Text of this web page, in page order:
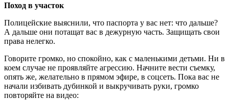
Поход в участок
Полицейские выяснили, что паспорта у вас нет: что дальше?
А дальше они потащат вас в дежурную часть. Защищать свои
права нелегко.
Говорите громко, но спокойно, как с маленькими детьми. Ни в
коем случае не проявляйте агрессию. Начните вести съемку,
опять же, желательно в прямом эфире, в соцсеть. Пока вас не
начали избивать дубинкой и выкручивать руки, громко
повторяйте на видео: